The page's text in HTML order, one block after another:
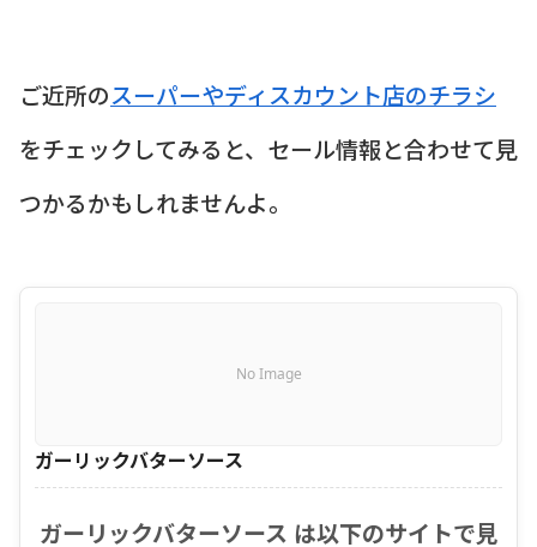
ご近所のスーパーやディスカウント店のチラシ
をチェックしてみると、セール情報と合わせて見
つかるかもしれませんよ。
No Image
ガーリックバターソース
ガーリックバターソース は以下のサイトで見